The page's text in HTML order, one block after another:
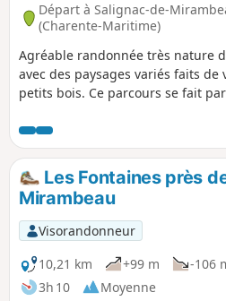
Départ à Salignac-de-
(Charente-Maritime)
Agréable randonnée très nature
avec des paysages variés faits
petits bois. Ce parcours se fait
peu aguerris à la lecture de carte
expérience unique pour les
sentiers balisés.
Les Fontaines près
Mirambeau
Visorandonneur
10,21 km
+99 m
-106
3h 10
Moyenne